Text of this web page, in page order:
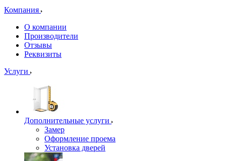
Компания
О компании
Производители
Отзывы
Реквизиты
Услуги
Дополнительные услуги
Замер
Оформление проема
Установка дверей